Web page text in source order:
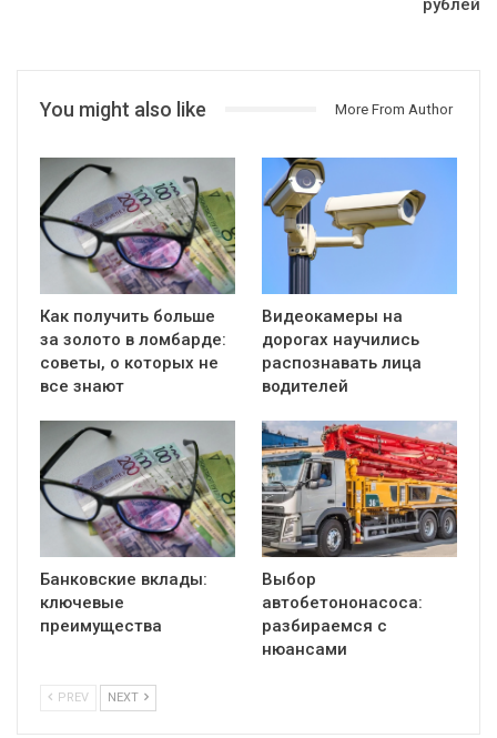
рублей
You might also like More From Author
Как получить больше
за золото в ломбарде:
советы, о которых не
все знают
Видеокамеры на
дорогах научились
распознавать лица
водителей
Банковские вклады:
ключевые
преимущества
Выбор
автобетононасоса:
разбираемся с
нюансами
PREV NEXT